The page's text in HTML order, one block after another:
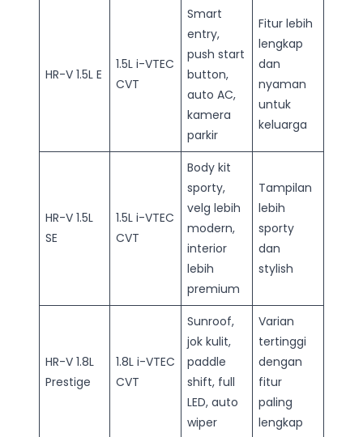
HR-V 1.5L E
1.5L i-VTEC
CVT
Smart
entry,
push start
button,
auto AC,
kamera
parkir
Fitur lebih
lengkap
dan
nyaman
untuk
keluarga
HR-V 1.5L
SE
1.5L i-VTEC
CVT
Body kit
sporty,
velg lebih
modern,
interior
lebih
premium
Tampilan
lebih
sporty
dan
stylish
HR-V 1.8L
Prestige
1.8L i-VTEC
CVT
Sunroof,
jok kulit,
paddle
shift, full
LED, auto
wiper
Varian
tertinggi
dengan
fitur
paling
lengkap